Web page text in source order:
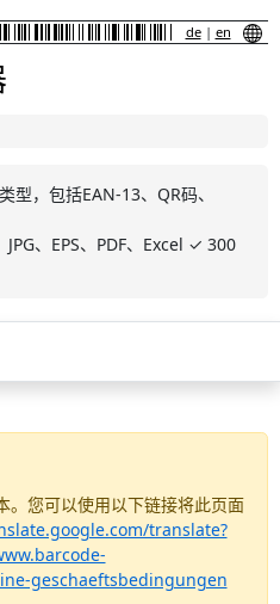
de| en
型，包括EAN-13、QR码、
、EPS、PDF、Excel ✓ 300
。您可以使用以下链接将此页面
translate?
geschaeftsbedingungen